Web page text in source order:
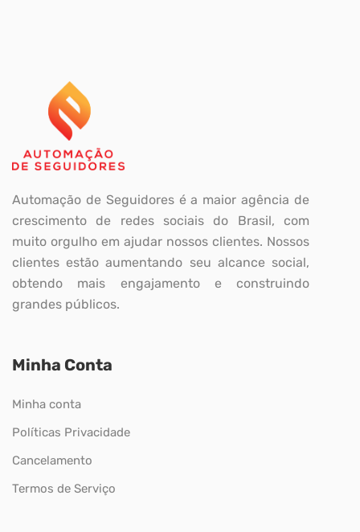
Automação de Seguidores é a maior agência de
crescimento de redes sociais do Brasil, com
muito orgulho em ajudar nossos clientes. Nossos
clientes estão aumentando seu alcance social,
obtendo mais engajamento e construindo
grandes públicos.
Minha Conta
Minha conta
Políticas Privacidade
Cancelamento
Termos de Serviço